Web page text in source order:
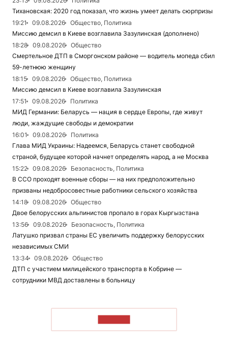
Тихановская: 2020 год показал, что жизнь умеет делать сюрпризы
19:21
09.08.2026
Общество, Политика
Миссию демсил в Киеве возглавила Зазулинская (дополнено)
18:28
09.08.2026
Общество
Смертельное ДТП в Сморгонском районе — водитель мопеда сбил
59-летнюю женщину
18:15
09.08.2026
Общество, Политика
Миссию демсил в Киеве возглавила Зазулинская
17:51
09.08.2026
Политика
МИД Германии: Беларусь — нация в сердце Европы, где живут
люди, жаждущие свободы и демократии
16:01
09.08.2026
Политика
Глава МИД Украины: Надеемся, Беларусь станет свободной
страной, будущее которой начнет определять народ, а не Москва
15:22
09.08.2026
Безопасность, Политика
В ССО проходят военные сборы — на них предположительно
призваны недобросовестные работники сельского хозяйства
14:18
09.08.2026
Общество
Двое белорусских альпинистов пропало в горах Кыргызстана
13:56
09.08.2026
Безопасность, Политика
Латушко призвал страны ЕС увеличить поддержку белорусских
независимых СМИ
13:34
09.08.2026
Общество
ДТП с участием милицейского транспорта в Кобрине —
сотрудники МВД доставлены в больницу